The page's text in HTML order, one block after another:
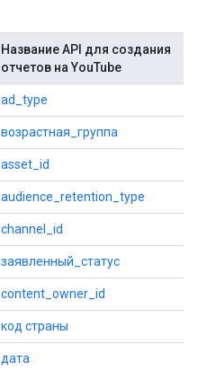
Название API для создания
отчетов на YouTube
ad_type
возрастная_группа
asset_id
audience_retention_type
channel_id
заявленный_статус
content_owner_id
код страны
дата